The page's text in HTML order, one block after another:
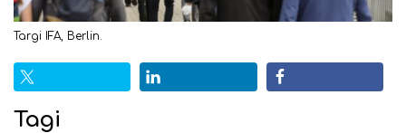
Targi IFA, Berlin.
Tagi